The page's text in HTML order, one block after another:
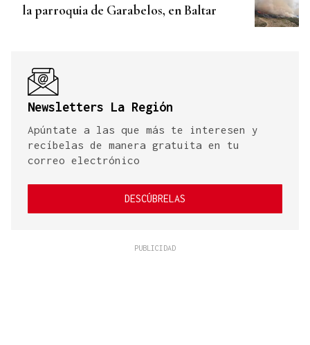
la parroquia de Garabelos, en Baltar
Newsletters La Región
Apúntate a las que más te interesen y
recíbelas de manera gratuita en tu
correo electrónico
DESCÚBRELAS